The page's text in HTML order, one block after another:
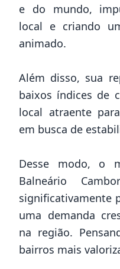
e do mundo,
local e criando
animado.
Além disso, sua
baixos índices de
local atraente
em busca de
Desse modo, o
Balneário
significativamente
uma demanda
na região.
bairros mais